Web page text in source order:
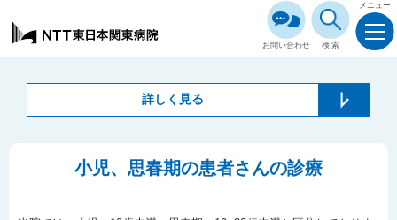
お問い合わせ 検索
メニュー
詳しく見る
小児、思春期の患者さんの診療